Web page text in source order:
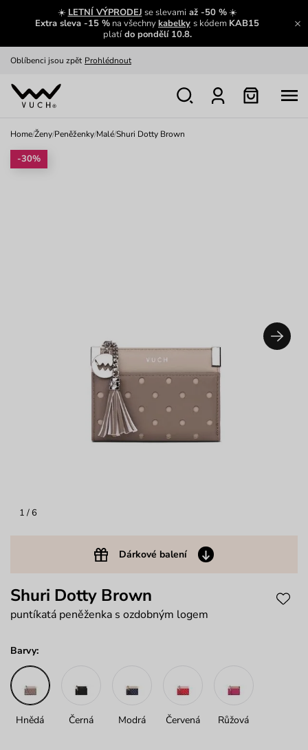
☀️ LETNÍ VÝPRODEJ se slevamiaž -50 %☀️
Extra sleva -15 % na všechnykabelky s kódem KAB15
platído pondělí 10.8.
Zajímavosti ze světa Vuch:
Zobrazit
Oblíbenci jsou zpět Prohlédnout
Nech se inspirovat
Home/Ženy/Peněženky/Malé/Shuri Dotty Brown
1 / 6
Dárkové balení
-30%
Shuri Dotty Brown
puntíkatá peněženka s ozdobným logem
Barvy:
Hnědá Černá Modrá Červená Růžová